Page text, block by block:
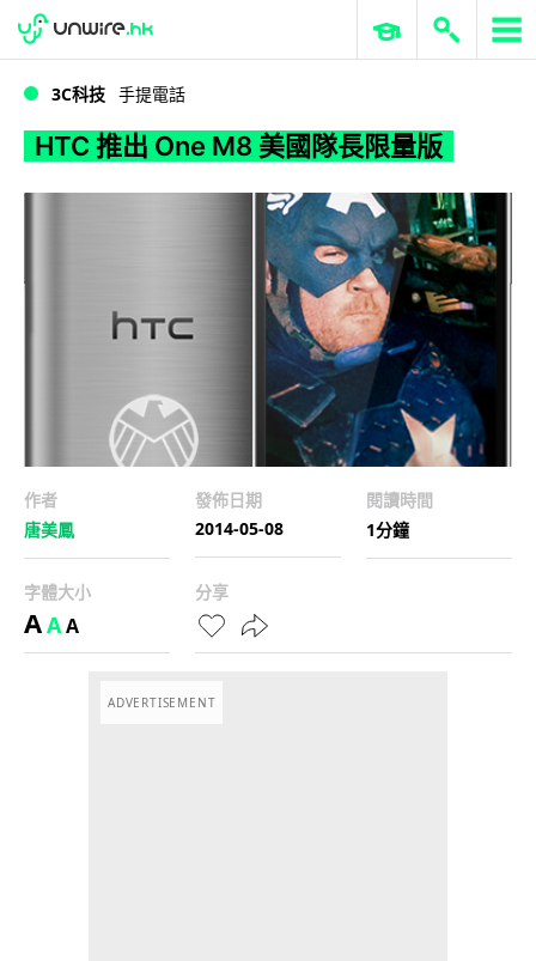
HTC 推出 One M8 美國隊長限量版
WWDC 2026 ERP 與商業 AI
3C科技 手提電話
HTC 推出 One M8 美國隊長限量版
作者
唐美鳳
發佈日期
2014-05-08
閱讀時間
1分鐘
字體大小
AAA
分享
ADVERTISEMENT